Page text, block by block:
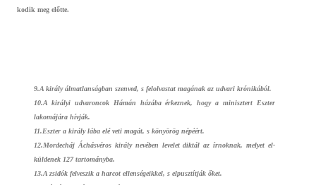
kodik meg előtte.
9.A király álmat­lanság­ban szen­ved, s felol­vastat magának az ud­vari krónikából.
10.A királyi ud­varon­cok Hámán házába érkez­nek, hogy a minisztert Eszt­er
lakomájára hívják.
11.Eszter a király lába elé veti magát, s könyörög népéért.
12.Mordecháj Áchásvéros király nevében levelet diktál az írnok­nak, melyet el­
küldenek 127 tar­tományba.
13.A zsidók fel­veszik a har­cot el­lenségeik­kel, s el­pusztít­ják őket.